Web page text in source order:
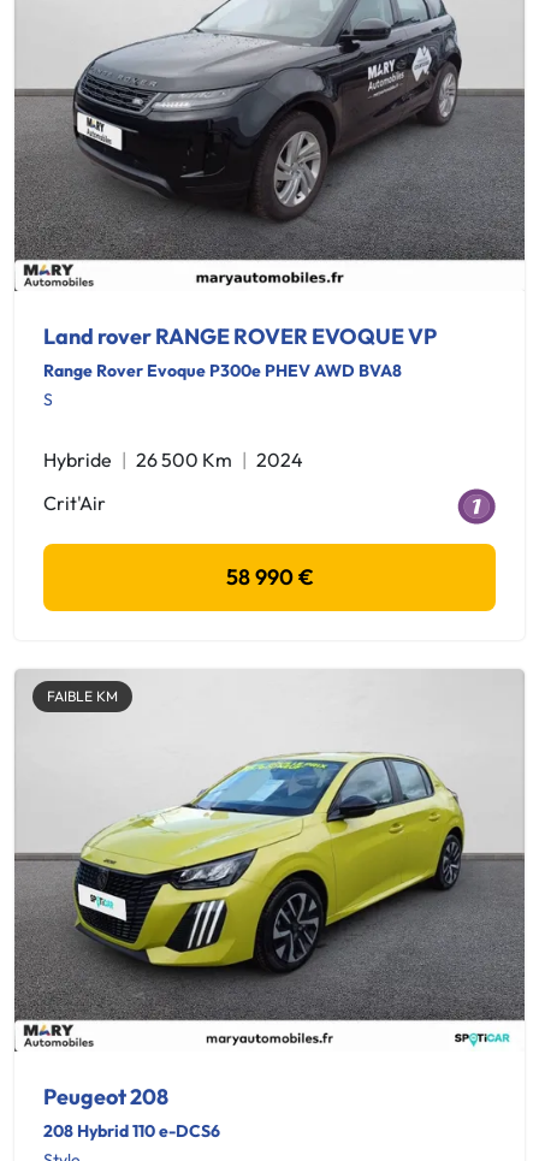
Land rover RANGE ROVER EVOQUE VP
Range Rover Evoque P300e PHEV AWD BVA8
S
Hybride 26 500 Km
2024
Crit'Air
58 990 €
FAIBLE KM
Peugeot 208
208 Hybrid 110 e-DCS6